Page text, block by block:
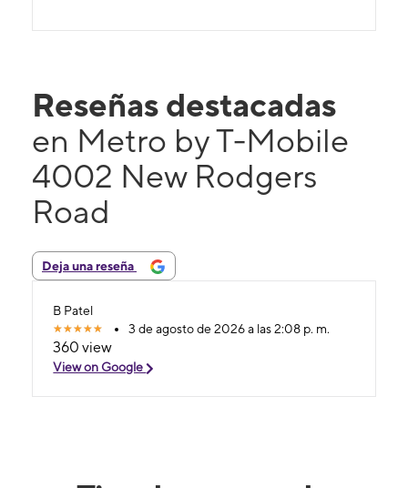
Reseñas destacadas
en Metro by T-Mobile
4002 New Rodgers
Road
Deja una reseña
B Patel
3 de agosto de 2026 a las 2:08 p. m.
360 view
View on Google